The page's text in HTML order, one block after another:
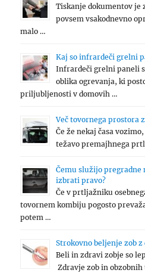
Tiskanje dokumentov je
povsem vsakodnevno
malo …
Kaj so infrardeči grelni
Infrardeči grelni paneli
oblika ogrevanja, ki
priljubljenosti v domovih …
Več tovornega prostora
Če že nekaj časa
težavo premajhnega
Čemu služijo pregradne
izbrati pravo?
Če v prtljažniku
tovornem kombiju pogosto
potem …
Strokovno beljenje zob
Beli in zdravi zobje so
Zdravje zob in